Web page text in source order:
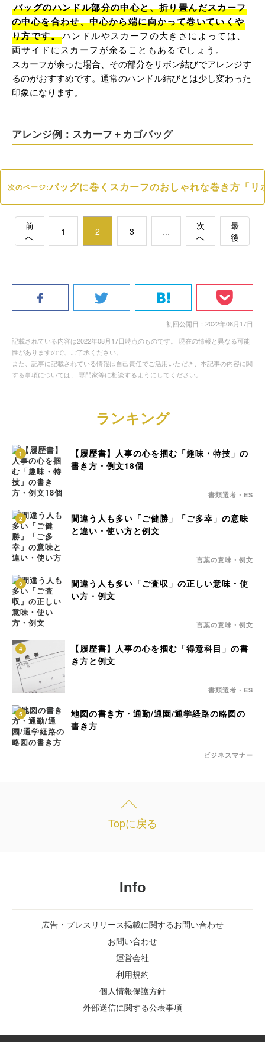
バッグのハンドル部分の中心と、折り畳んだスカーフ
の中心を合わせ、中心から端に向かって巻いていくや
り方です。ハンドルやスカーフの大きさによっては、
両サイドにスカーフが余ることもあるでしょう。
スカーフが余った場合、その部分をリボン結びでアレンジす
るのがおすすめです。通常のハンドル結びとは少し変わった
印象になります。
アレンジ例：スカーフ＋カゴバッグ
次のページ:バッグに巻くスカーフのおしゃれな巻き方「リ
前
へ
1 2 3 ...
次
へ
最
後
初回公開日：2022年08月17日
記載されている内容は2022年08月17日時点のものです。 現在の情報と異なる可能
性がありますので、ご了承ください。
また、記事に記載されている情報は自己責任でご活用いただき、本記事の内容に関
する事項については、 専門家等に相談するようにしてください。
ランキング
1
【履歴書】人事の心を掴む「趣味・特技」の
書き方・例文18個
書類選考・ES
2
間違う人も多い「ご健勝」「ご多幸」の意味
と違い・使い方と例文
言葉の意味・例文
3
間違う人も多い「ご査収」の正しい意味・使
い方・例文
言葉の意味・例文
4
【履歴書】人事の心を掴む「得意科目」の書
き方と例文
書類選考・ES
5
地図の書き方・通勤/通園/通学経路の略図の
書き方
ビジネスマナー
Topに戻る
Info
広告・プレスリリース掲載に関するお問い合わせ
お問い合わせ
運営会社
利用規約
個人情報保護方針
外部送信に関する公表事項